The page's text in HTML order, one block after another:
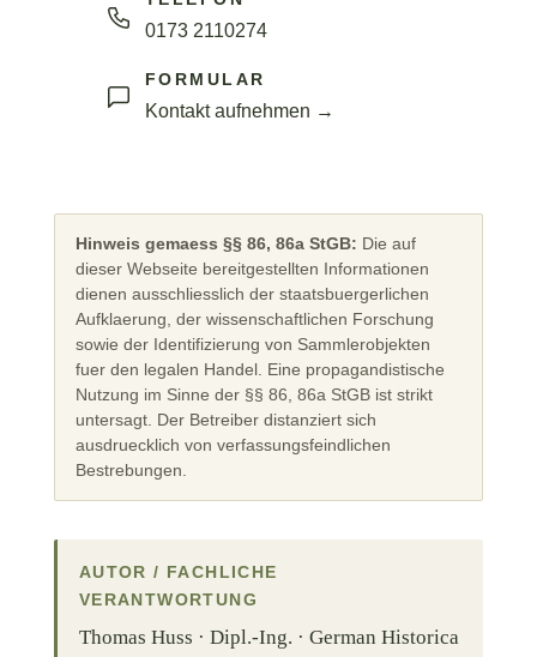
0173 2110274
FORMULAR
Kontakt aufnehmen →
Hinweis gemaess §§ 86, 86a StGB: Die auf
dieser Webseite bereitgestellten Informationen
dienen ausschliesslich der staatsbuergerlichen
Aufklaerung, der wissenschaftlichen Forschung
sowie der Identifizierung von Sammlerobjekten
fuer den legalen Handel. Eine propagandistische
Nutzung im Sinne der §§ 86, 86a StGB ist strikt
untersagt. Der Betreiber distanziert sich
ausdruecklich von verfassungsfeindlichen
Bestrebungen.
AUTOR / FACHLICHE
VERANTWORTUNG
Thomas Huss · Dipl.-Ing. · German Historica